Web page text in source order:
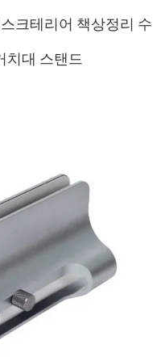
크테리어 책상정리 수
치대 스탠드